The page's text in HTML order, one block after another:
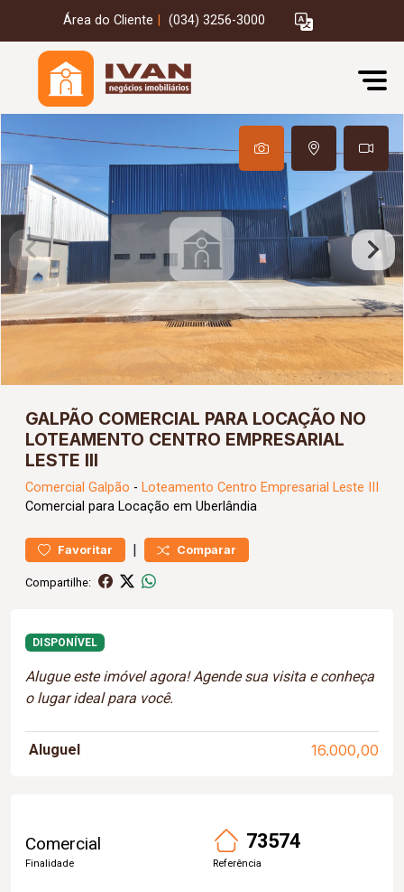
Área do Cliente (034) 3256-3000
GALPÃO COMERCIAL PARA LOCAÇÃO NO
LOTEAMENTO CENTRO EMPRESARIAL
LESTE III
Comercial Galpão - Loteamento Centro Empresarial Leste III
Comercial para Locação em Uberlândia
Favoritar | Comparar
Compartilhe:
DISPONÍVEL
Alugue este imóvel agora! Agende sua visita e conheça
o lugar ideal para você.
Aluguel 16.000,00
Comercial
Finalidade
73574
Referência